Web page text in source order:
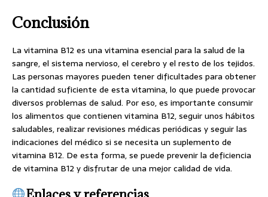
Conclusión
La vitamina B12 es una vitamina esencial para la salud de la
sangre, el sistema nervioso, el cerebro y el resto de los tejidos.
Las personas mayores pueden tener dificultades para obtener
la cantidad suficiente de esta vitamina, lo que puede provocar
diversos problemas de salud. Por eso, es importante consumir
los alimentos que contienen vitamina B12, seguir unos hábitos
saludables, realizar revisiones médicas periódicas y seguir las
indicaciones del médico si se necesita un suplemento de
vitamina B12. De esta forma, se puede prevenir la deficiencia
de vitamina B12 y disfrutar de una mejor calidad de vida.